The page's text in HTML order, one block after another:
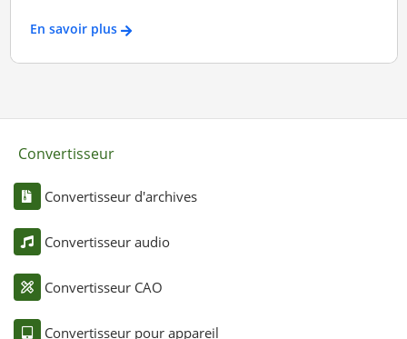
En savoir plus
Convertisseur
Convertisseur d'archives
Convertisseur audio
Convertisseur CAO
Convertisseur pour appareil